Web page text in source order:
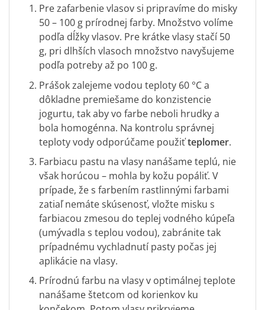
Pre zafarbenie vlasov si pripravíme do misky
50 – 100 g prírodnej farby. Množstvo volíme
podľa dĺžky vlasov. Pre krátke vlasy stačí 50
g, pri dlhších vlasoch množstvo navyšujeme
podľa potreby až po 100 g.
Prášok zalejeme vodou teploty 60 °C a
dôkladne premiešame do konzistencie
jogurtu, tak aby vo farbe neboli hrudky a
bola homogénna. Na kontrolu správnej
teploty vody odporúčame použiťteplomer.
Farbiacu pastu na vlasy nanášame teplú, nie
však horúcou – mohla by kožu popáliť. V
prípade, že s farbením rastlinnými farbami
zatiaľ nemáte skúsenosť, vložte misku s
farbiacou zmesou do teplej vodného kúpeľa
(umývadla s teplou vodou), zabránite tak
prípadnému vychladnutí pasty počas jej
aplikácie na vlasy.
Prírodnú farbu na vlasy v optimálnej teplote
nanášame štetcom od korienkov ku